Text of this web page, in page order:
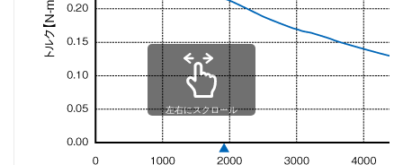
左右にスクロール